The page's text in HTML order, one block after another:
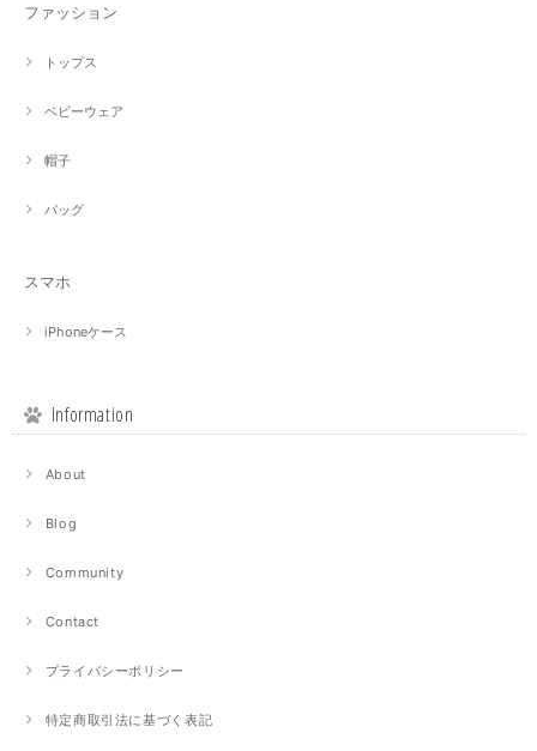
ファッション
トップス
ベビーウェア
帽子
バッグ
スマホ
iPhoneケース
Information
About
Blog
Community
Contact
プライバシーポリシー
特定商取引法に基づく表記